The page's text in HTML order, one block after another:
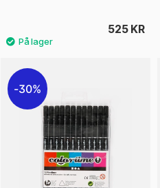
525 KR
30%